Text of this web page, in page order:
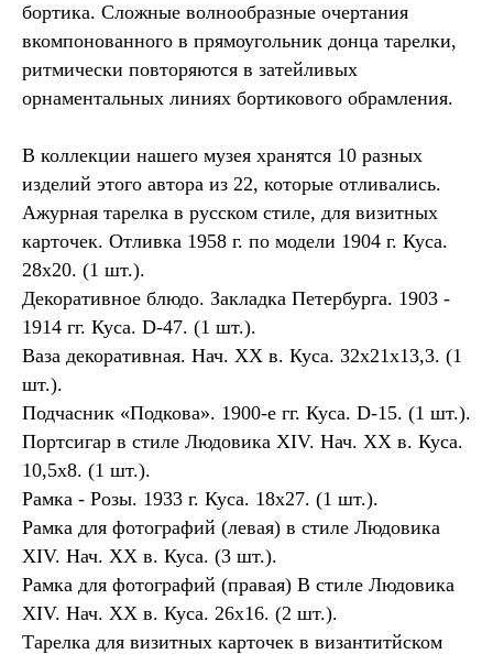
бортика. Сложные волнообразные очертания
вкомпонованного в прямоугольник донца тарелки,
ритмически повторяются в затейливых
орнаментальных линиях бортикового обрамления.
В коллекции нашего музея хранятся 10 разных
изделий этого автора из 22, которые отливались.
Ажурная тарелка в русском стиле, для визитных
карточек. Отливка 1958 г. по модели 1904 г. Куса.
28х20. (1 шт.).
Декоративное блюдо. Закладка Петербурга. 1903 -
1914 гг. Куса. D-47. (1 шт.).
Ваза декоративная. Нач. XX в. Куса. 32х21х13,3. (1
шт.).
Подчасник «Подкова». 1900-е гг. Куса. D-15. (1 шт.).
Портсигар в стиле Людовика XIV. Нач. XX в. Куса.
10,5х8. (1 шт.).
Рамка - Розы. 1933 г. Куса. 18х27. (1 шт.).
Рамка для фотографий (левая) в стиле Людовика
XIV. Нач. XX в. Куса. (3 шт.).
Рамка для фотографий (правая) В стиле Людовика
XIV. Нач. XX в. Куса. 26х16. (2 шт.).
Тарелка для визитных карточек в византитйском